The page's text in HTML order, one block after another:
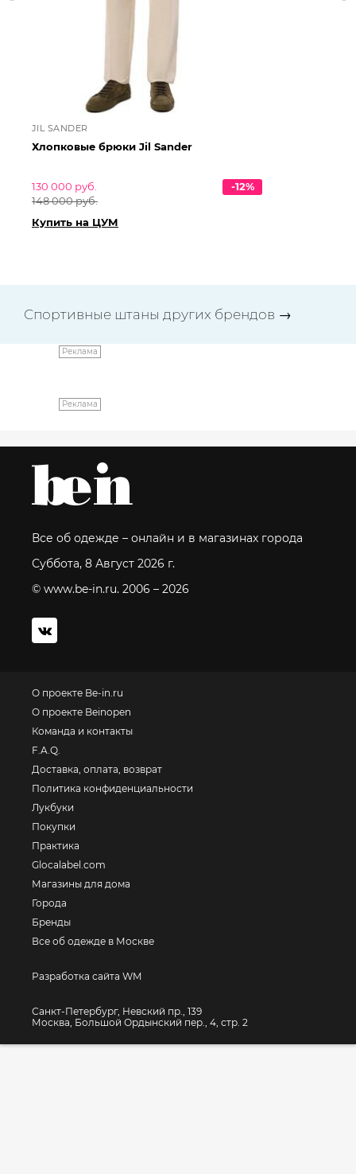
JIL SANDER
Хлопковые брюки Jil Sander
130 000 руб.
148 000 руб.
-12%
Купить на ЦУМ
Спортивные штаны других брендов →
Реклама
Реклама
Все об одежде – онлайн и в магазинах города
Суббота, 8 Август 2026 г.
© www.be-in.ru. 2006 – 2026
О проекте Be-in.ru
О проекте Beinopen
Команда и контакты
F.A.Q.
Доставка, оплата, возврат
Политика конфиденциальности
Лукбуки
Покупки
Практика
Glocalabel.com
Магазины для дома
Города
Бренды
Все об одежде в Москве
Разработка сайта WM
Санкт-Петербург, Невский пр., 139
Москва, Большой Ордынский пер., 4, стр. 2